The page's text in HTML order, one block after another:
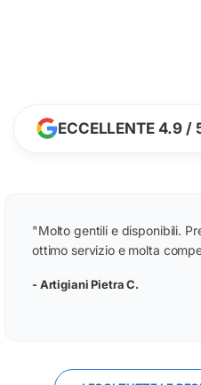
ECCELLENTE 4.9 /
"Molto gentili e disponibili.
ottimo servizio e molta
- Artigiani Pietra C.